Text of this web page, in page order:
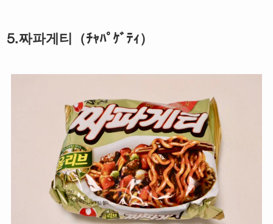
⒌짜파게티（ﾁｬﾊﾟｹﾞﾃｨ）